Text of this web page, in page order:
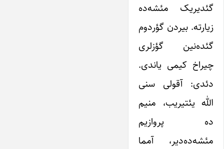
گئدیریک مئشه‌ده
زیارته. بیردن گؤردوم
گئده‌نین گؤزلری
چیراخ کیمی یاندی.
دئدی: آقولی سنی
الله یئتیریب، منیم
ده پروازیم
مئشه‌ده‌دیر، آمما